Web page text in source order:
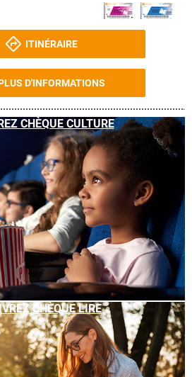
ITINÉRAIRE
D'INFORMATIONS
CHÈQUE CULTURE
CHÈQUE LIRE